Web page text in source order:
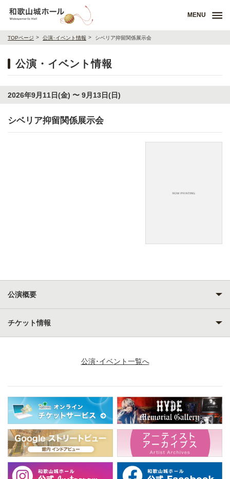
MENU
TOPページ 公演･イベント情報 シベリア抑留関係展示会
公演・イベント情報
2026年9月11日(金) 〜 9月13日(日)
シベリア抑留関係展示会
公演概要
チケット情報
公演･イベント一覧へ